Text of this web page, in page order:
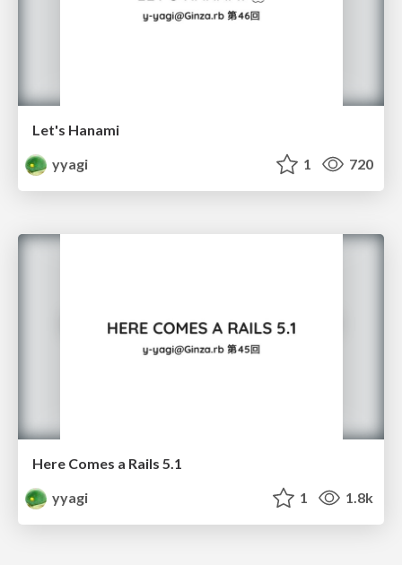
Let's Hanami
yyagi
1 720
Here Comes a Rails 5.1
yyagi
1 1.8k